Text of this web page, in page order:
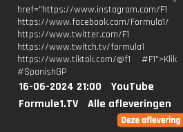
href="https://www.instagram.com/F1
https://www.facebook.com/Formula1/
https://www.twitter.com/F1
https://www.twitch.tv/formula1
https://www.tiktok.com/@f1
#SpanishGP
16-06-2024 21:00
YouTube
Formule1.TV
Alle afleveringen